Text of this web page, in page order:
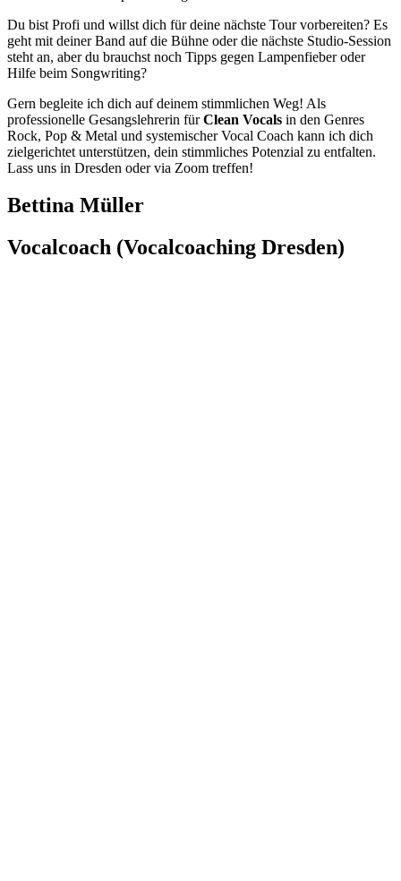
Du bist Profi und willst dich für deine nächste Tour vorbereiten? Es
geht mit deiner Band auf die Bühne oder die nächste Studio-Session
steht an, aber du brauchst noch Tipps gegen Lampenfieber oder
Hilfe beim Songwriting?
Gern begleite ich dich auf deinem stimmlichen Weg! Als
professionelle Gesangslehrerin fürClean Vocals in den Genres
Rock, Pop & Metal und systemischer Vocal Coach kann ich dich
zielgerichtet unterstützen, dein stimmliches Potenzial zu entfalten.
Lass uns in Dresden oder via Zoom treffen!
Bettina Müller
Vocalcoach (Vocalcoaching Dresden)